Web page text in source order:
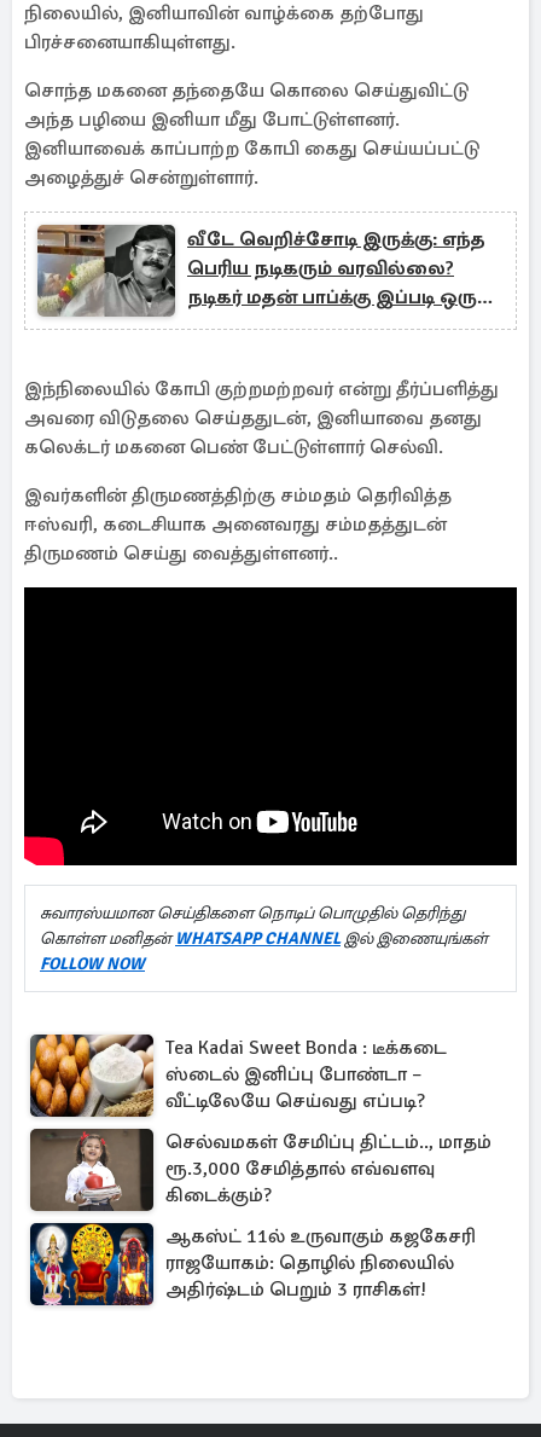
நிலையில், இனியாவின் வாழ்க்கை தற்போது
பிரச்சனையாகியுள்ளது.
சொந்த மகனை தந்தையே கொலை செய்துவிட்டு
அந்த பழியை இனியா மீது போட்டுள்ளனர்.
இனியாவைக் காப்பாற்ற கோபி கைது செய்யப்பட்டு
அழைத்துச் சென்றுள்ளார்.
வீடே வெறிச்சோடி இருக்கு: எந்த
பெரிய நடிகரும் வரவில்லை?
நடிகர் மதன் பாப்க்கு இப்படி ஒரு
நிலையா?
இந்நிலையில் கோபி குற்றமற்றவர் என்று தீர்ப்பளித்து
அவரை விடுதலை செய்ததுடன், இனியாவை தனது
கலெக்டர் மகனை பெண் பேட்டுள்ளார் செல்வி.
இவர்களின் திருமணத்திற்கு சம்மதம் தெரிவித்த
ஈஸ்வரி, கடைசியாக அனைவரது சம்மதத்துடன்
திருமணம் செய்து வைத்துள்ளனர்..
சுவாரஸ்யமான செய்திகளை நொடிப் பொழுதில் தெரிந்து
கொள்ள மனிதன்WHATSAPP CHANNELஇல் இணையுங்கள்
FOLLOW NOW
Tea Kadai Sweet Bonda : டீக்கடை
ஸ்டைல் இனிப்பு போண்டா –
வீட்டிலேயே செய்வது எப்படி?
செல்வமகள் சேமிப்பு திட்டம்.., மாதம்
ரூ.3,000 சேமித்தால் எவ்வளவு
கிடைக்கும்?
ஆகஸ்ட் 11ல் உருவாகும் கஜகேசரி
ராஜயோகம்: தொழில் நிலையில்
அதிர்ஷ்டம் பெறும் 3 ராசிகள்!